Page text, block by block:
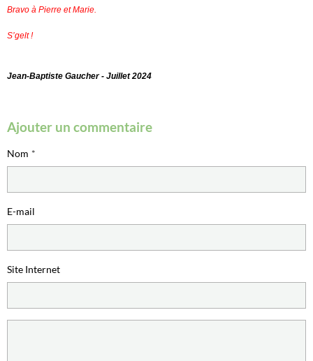
Bravo à Pierre et Marie.
S’gelt !
Jean-Baptiste Gaucher - Juillet 2024
Ajouter un commentaire
Nom
E-mail
Site Internet